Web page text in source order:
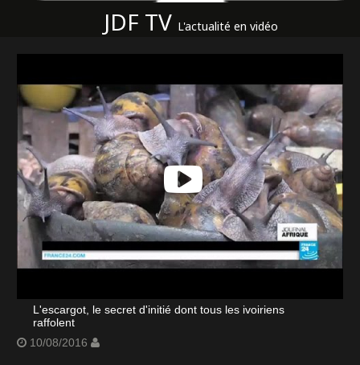
JDF TV L'actualité en vidéo
L'escargot, le secret d'initié dont tous les ivoiriens
raffolent
10/08/2016